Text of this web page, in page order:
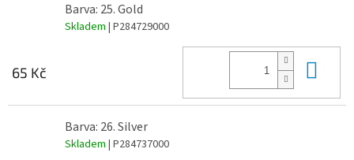
Barva: 25. Gold
Skladem | P284729000
65 Kč
Barva: 26. Silver
Skladem | P284737000